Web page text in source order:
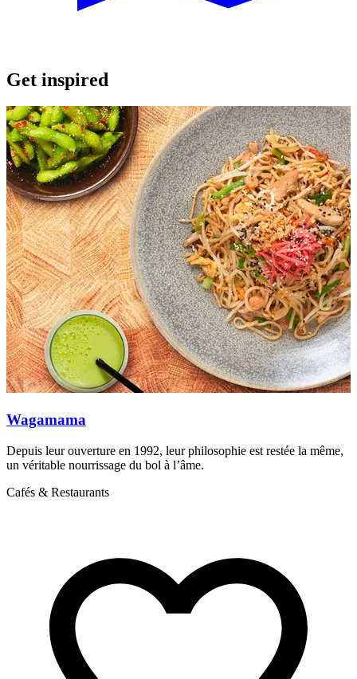
Get inspired
Wagamama
Depuis leur ouverture en 1992, leur philosophie est restée la même,
un véritable nourrissage du bol à l’âme.
Cafés & Restaurants